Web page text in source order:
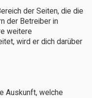
der Seiten, die die
der Betreiber in
weitere
wird er dich darüber
Auskunft, welche